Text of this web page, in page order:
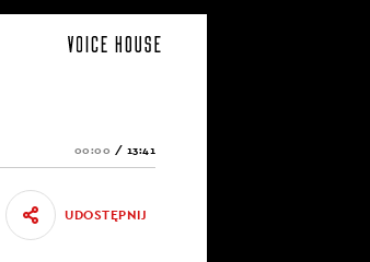
00:00 / 13:41
UDOSTĘPNIJ